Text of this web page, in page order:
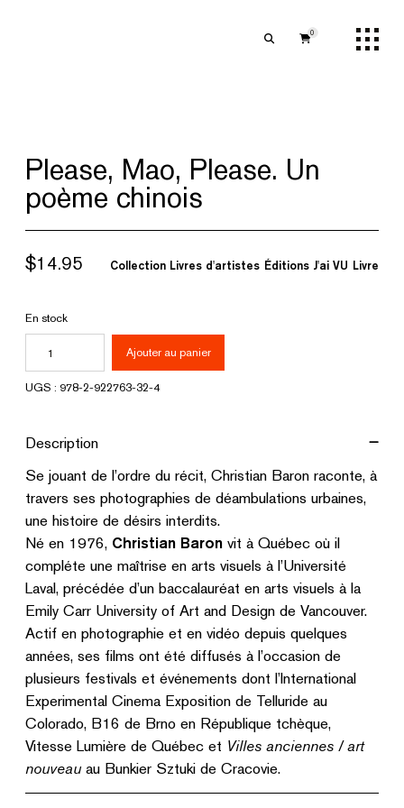
0
Please, Mao, Please. Un
poème chinois
$14.95 Collection Livres d'artistes Éditions J'ai VU Livre
En stock
quantité
de
Please.
Un
poème
chinois
Ajouter au panier
UGS : 978-2-922763-32-4
Description
Se jouant de l’ordre du récit, Christian Baron raconte, à
travers ses photographies de déambulations urbaines,
une histoire de désirs interdits.
Né en 1976, Christian Baron vit à Québec où il
compléte une maîtrise en arts visuels à l’Université
Laval, précédée d’un baccalauréat en arts visuels à la
Emily Carr University of Art and Design de Vancouver.
Actif en photographie et en vidéo depuis quelques
années, ses films ont été diffusés à l’occasion de
plusieurs festivals et événements dont l’International
Experimental Cinema Exposition de Telluride au
Colorado, B16 de Brno en République tchèque,
Vitesse Lumière de Québec et Villes anciennes / art
nouveauau Bunkier Sztuki de Cracovie.